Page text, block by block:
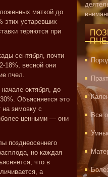
маткой до
этих устаревших
теряются при
сентября, почти
18%, весной они
пчел.
октября, до
Объясняется это
на зимовку с
ценными — они
позднеосеннего
но каждая
что в
а
Все